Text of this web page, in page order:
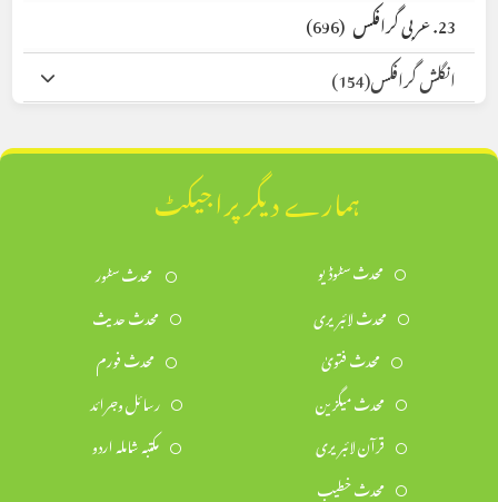
23. عربی گرافکس
(696)
انگلش گرافکس(154)
ہمارے دیگر پراجیکٹ
محدث سٹوڈیو
محدث سٹور
محدث لائبریری
محدث حدیث
محدث فتویٰ
محدث فورم
محدث میگزین
رسائل وجرائد
قرآن لائبریری
مکتبہ شاملہ اردو
محدث خطیب